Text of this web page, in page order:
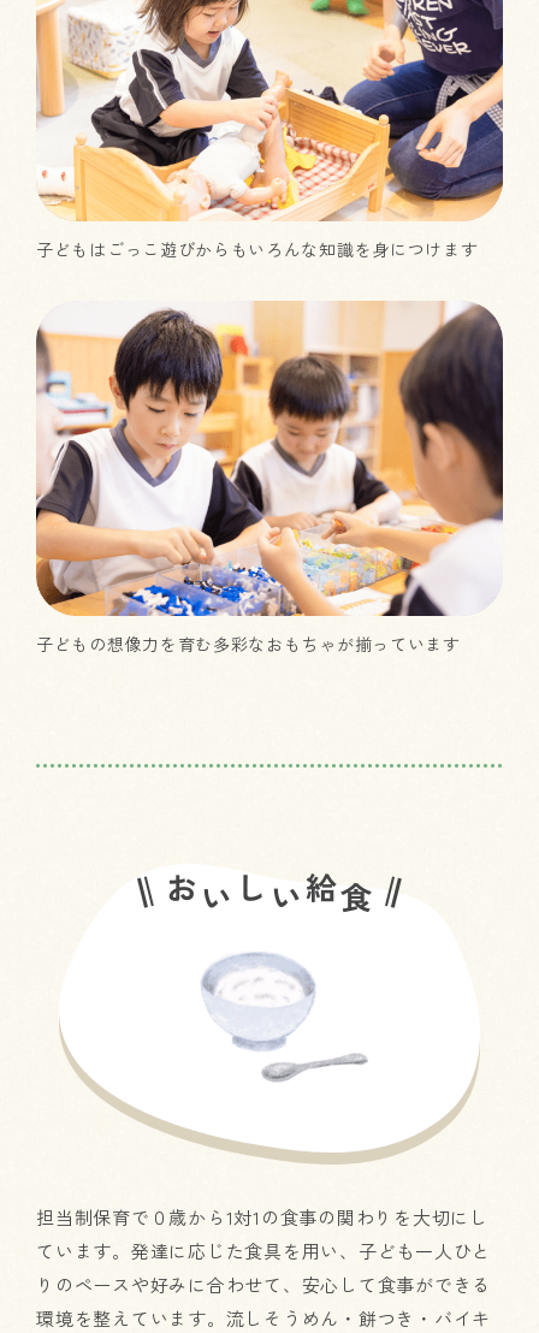
子どもはごっこ遊びからもいろんな知識を身につけます
子どもの想像力を育む多彩なおもちゃが揃っています
担当制保育で０歳から1対1の食事の関わりを大切にし
ています。発達に応じた食具を用い、子ども一人ひと
りのペースや好みに合わせて、安心して食事ができる
環境を整えています。流しそうめん・餅つき・バイキ